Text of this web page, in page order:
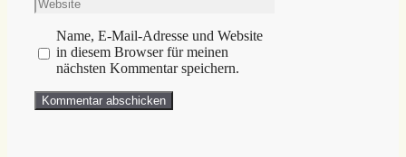
Adresse
Name, E-Mail-Adresse und Website
in diesem Browser für meinen
nächsten Kommentar speichern.